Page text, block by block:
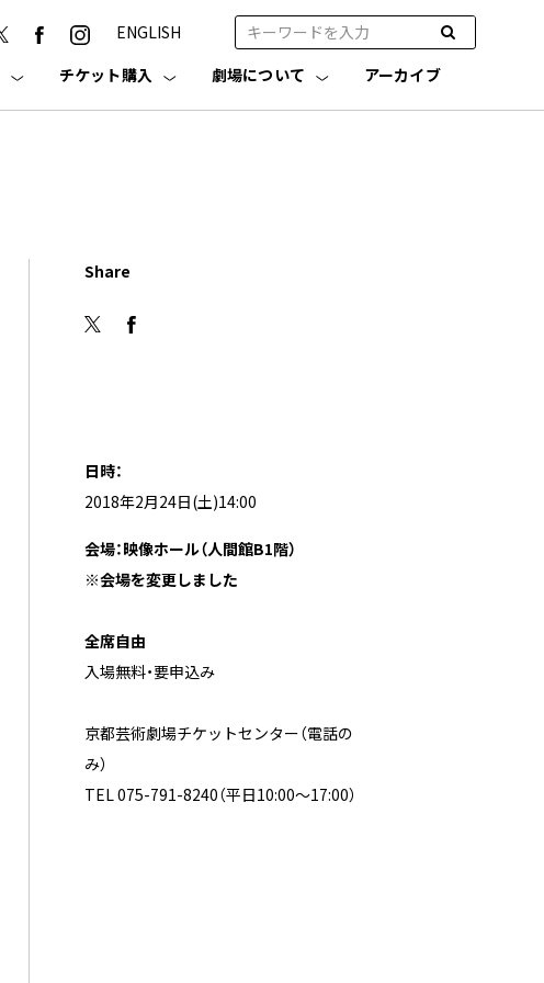
ENGLISH
チケット購入 劇場について アーカイブ
Share
日時：
2018年2月24日(土)14:00
会場：映像ホール（人間館B1階）
※会場を変更しました
全席自由
入場無料・要申込み
京都芸術劇場チケットセンター（電話の
み）
TEL 075-791-8240（平日10:00～17:00）